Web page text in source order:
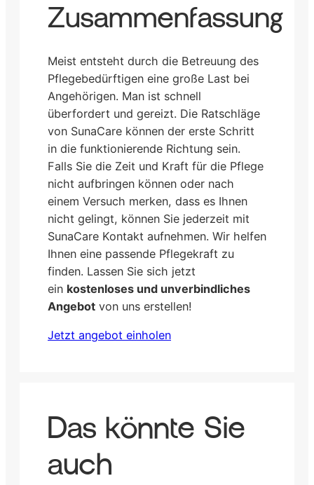
Zusammenfassung
Meist entsteht durch die Betreuung des
Pflegebedürftigen eine große Last bei
Angehörigen. Man ist schnell
überfordert und gereizt. Die Ratschläge
von SunaCare können der erste Schritt
in die funktionierende Richtung sein.
Falls Sie die Zeit und Kraft für die Pflege
nicht aufbringen können oder nach
einem Versuch merken, dass es Ihnen
nicht gelingt, können Sie jederzeit mit
SunaCare Kontakt aufnehmen. Wir helfen
Ihnen eine passende Pflegekraft zu
finden. Lassen Sie sich jetzt
ein kostenloses und unverbindliches
Angebot von uns erstellen!
Jetzt angebot einholen
Das könnte Sie
auch